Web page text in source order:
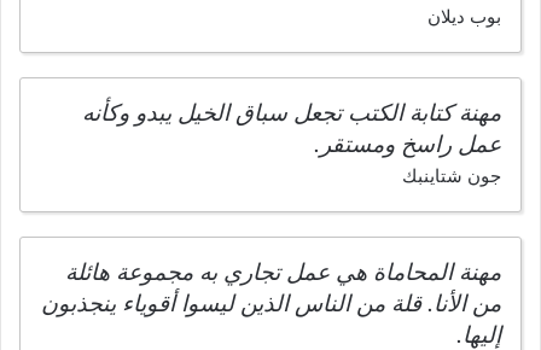
بوب ديلان
مهنة كتابة الكتب تجعل سباق الخيل يبدو وكأنه
عمل راسخ ومستقر.
جون شتاينبك
مهنة المحاماة هي عمل تجاري به مجموعة هائلة
من الأنا. قلة من الناس الذين ليسوا أقوياء ينجذبون
إليها.